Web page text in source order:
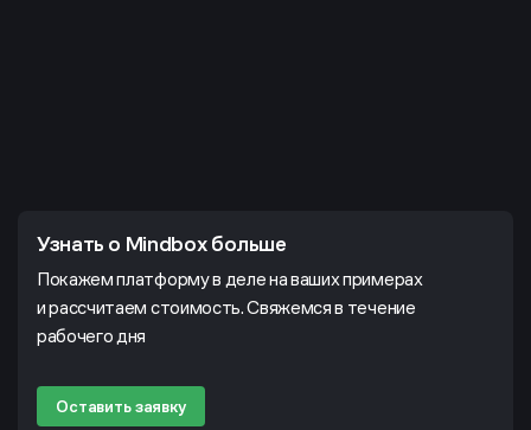
Узнать о Mindbox больше
Покажем платформу в деле на ваших примерах
и рассчитаем стоимость. Свяжемся в течение
рабочего дня
Оставить заявку